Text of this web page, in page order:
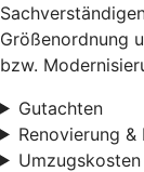
Größenordnung
bzw.
Gutachten
Renovierung
Umzugskosten